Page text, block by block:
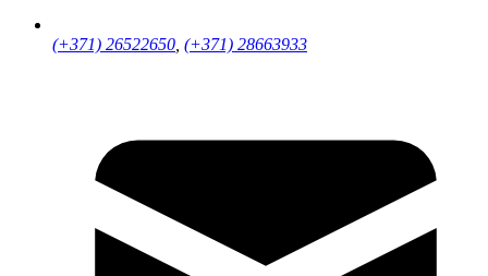
(+371) 26522650, (+371) 28663933